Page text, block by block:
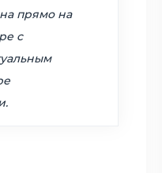
прямо на
с